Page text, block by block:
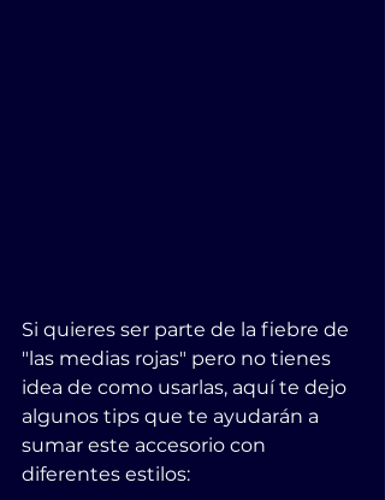
Si quieres ser parte de la fiebre de
"las medias rojas" pero no tienes
idea de como usarlas, aquí te dejo
algunos tips que te ayudarán a
sumar este accesorio con
diferentes estilos: